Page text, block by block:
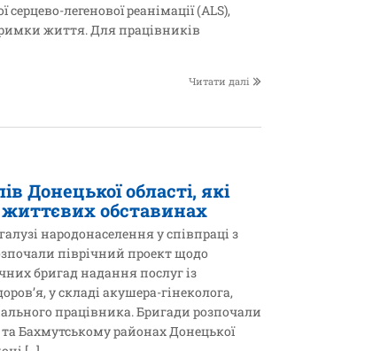
легенової реанімації (АLS),
життя. Для працівників
Читати далі
Донецької області, які
обставинах
народонаселення у співпраці з
піврічний проект щодо
бригад надання послуг із
у складі акушера-гінеколога,
працівника. Бригади розпочали
Бахмутському районах Донецької